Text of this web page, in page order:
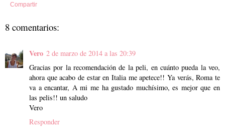
Compartir
8 comentarios:
Vero 2 de marzo de 2014 a las 20:39
Gracias por la recomendación de la peli, en cuánto pueda la veo,
ahora que acabo de estar en Italia me apetece!! Ya verás, Roma te
va a encantar, A mi me ha gustado muchísimo, es mejor que en
las pelis!! un saludo
Vero
Responder